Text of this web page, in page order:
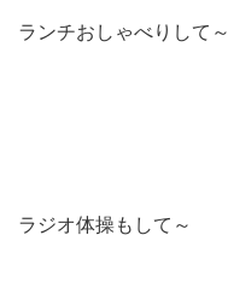
ランチおしゃべりして～
ラジオ体操もして～